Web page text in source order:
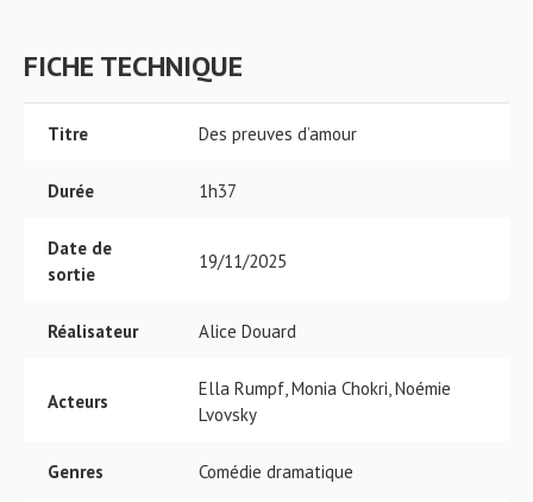
FICHE TECHNIQUE
Titre Des preuves d’amour
Durée 1h37
Date de
sortie
19/11/2025
Réalisateur Alice Douard
Acteurs
Ella Rumpf, Monia Chokri, Noémie
Lvovsky
Genres Comédie dramatique